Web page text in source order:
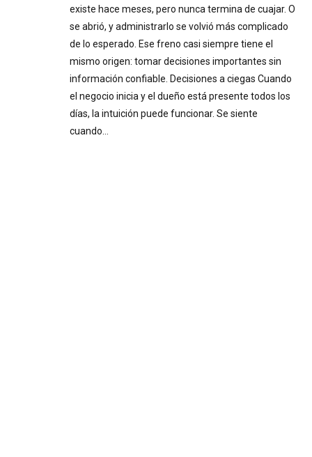
existe hace meses, pero nunca termina de cuajar. O
se abrió, y administrarlo se volvió más complicado
de lo esperado. Ese freno casi siempre tiene el
mismo origen: tomar decisiones importantes sin
información confiable. Decisiones a ciegas Cuando
el negocio inicia y el dueño está presente todos los
días, la intuición puede funcionar. Se siente
cuando…